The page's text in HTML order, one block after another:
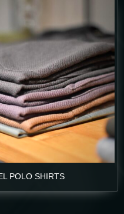
POLO SHIRTS